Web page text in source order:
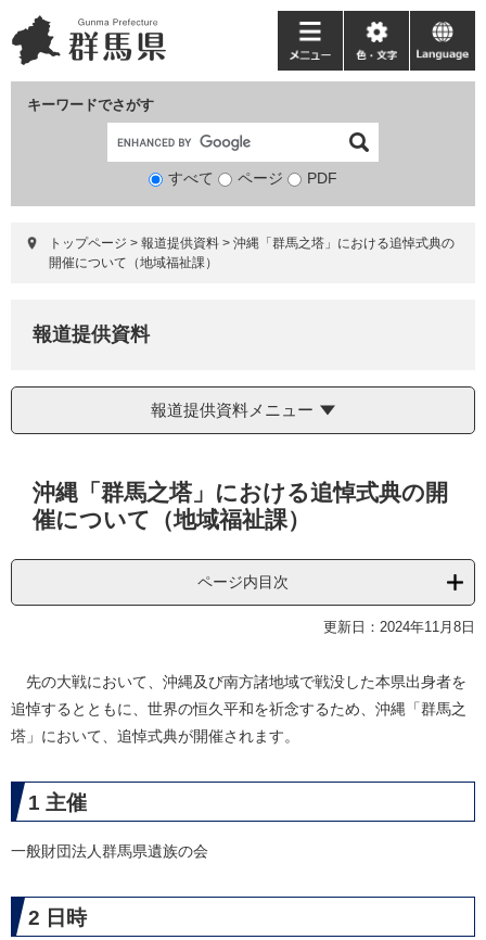
ー
ジ
ニ
ュ
て
キーワードでさがす
検
象
すべて ページ PDF
メ
ニ
ー
色・
文
language
トップページ > 報道提供資料 > 沖縄「群馬之塔」における追悼式典の
開催について（地域福祉課）
報道提供資料
報道提供資料メニュー
沖縄「群馬之塔」における追悼式典の開
催について（地域福祉課）
ページ内目次
更新日：2024年11月8日
先の大戦において、沖縄及び南方諸地域で戦没した本県出身者を
追悼するとともに、世界の恒久平和を祈念するため、沖縄「群馬之
塔」において、追悼式典が開催されます。
1 主催
一般財団法人群馬県遺族の会
2 日時